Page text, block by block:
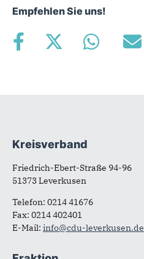
Empfehlen Sie uns!
Fußbereich
Kreisverband
Friedrich-Ebert-Straße 94-96
51373 Leverkusen
Telefon: 0214 41676
Fax: 0214 402401
E-Mail: info@cdu-leverkusen.de